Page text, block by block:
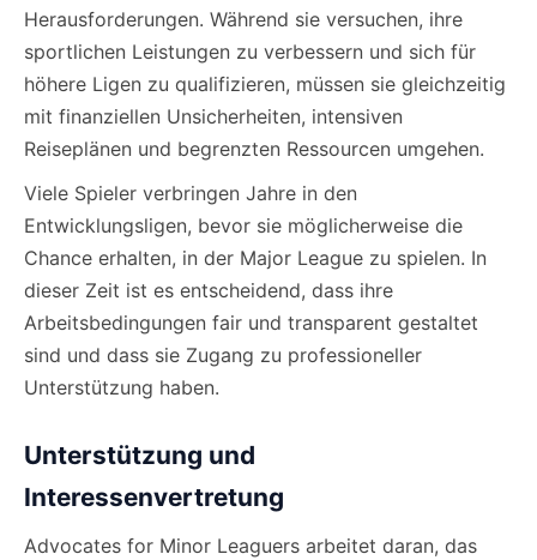
Herausforderungen. Während sie versuchen, ihre
sportlichen Leistungen zu verbessern und sich für
höhere Ligen zu qualifizieren, müssen sie gleichzeitig
mit finanziellen Unsicherheiten, intensiven
Reiseplänen und begrenzten Ressourcen umgehen.
Viele Spieler verbringen Jahre in den
Entwicklungsligen, bevor sie möglicherweise die
Chance erhalten, in der Major League zu spielen. In
dieser Zeit ist es entscheidend, dass ihre
Arbeitsbedingungen fair und transparent gestaltet
sind und dass sie Zugang zu professioneller
Unterstützung haben.
Unterstützung und
Interessenvertretung
Advocates for Minor Leaguers arbeitet daran, das